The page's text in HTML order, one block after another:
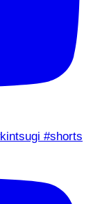
#shorts